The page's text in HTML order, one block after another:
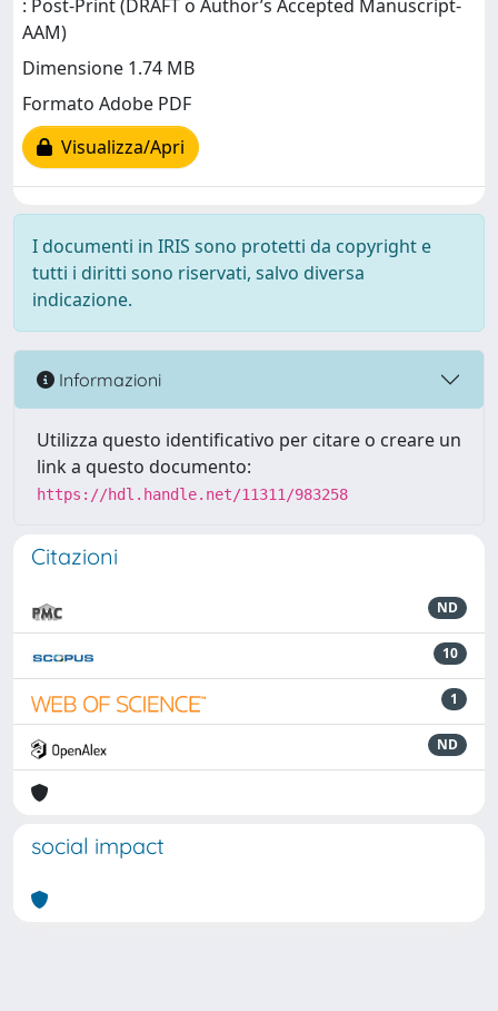
: Post-Print (DRAFT o Author’s Accepted Manuscript-
AAM)
Dimensione 1.74 MB
Formato Adobe PDF
Visualizza/Apri
I documenti in IRIS sono protetti da copyright e
tutti i diritti sono riservati, salvo diversa
indicazione.
Informazioni
Utilizza questo identificativo per citare o creare un
link a questo documento:
https://hdl.handle.net/11311/983258
Citazioni
ND
10
1
ND
social impact